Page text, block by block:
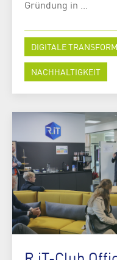
Gründung in ...
DIGITALE
NACHHALTIGKEIT